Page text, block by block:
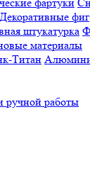
Декоративные
штукатурка
материалы
Титан
ручной работы